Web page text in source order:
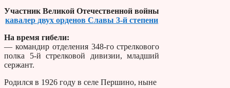
Участник Великой Отечественной войны
кавалер двух орденов Славы 3-й степени
На время гибели:
— командир отделения 348-го стрелкового
полка 5-й стрелковой дивизии, младший
сержант.
Родился в 1926 году в селе Першино, ныне